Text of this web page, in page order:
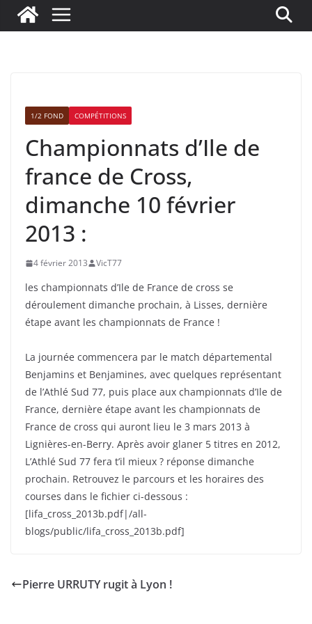
1/2 FOND COMPÉTITIONS
Championnats d’Ile de
france de Cross,
dimanche 10 février
2013 :
4 février 2013 VicT77
les championnats d’Ile de France de cross se
déroulement dimanche prochain, à Lisses, dernière
étape avant les championnats de France !
La journée commencera par le match départemental
Benjamins et Benjamines, avec quelques représentant
de l’Athlé Sud 77, puis place aux championnats d’Ile de
France, dernière étape avant les championnats de
France de cross qui auront lieu le 3 mars 2013 à
Lignières-en-Berry. Après avoir glaner 5 titres en 2012,
L’Athlé Sud 77 fera t’il mieux ? réponse dimanche
prochain. Retrouvez le parcours et les horaires des
courses dans le fichier ci-dessous :
[lifa_cross_2013b.pdf|/all-
blogs/public/lifa_cross_2013b.pdf]
Pierre URRUTY rugit à Lyon !